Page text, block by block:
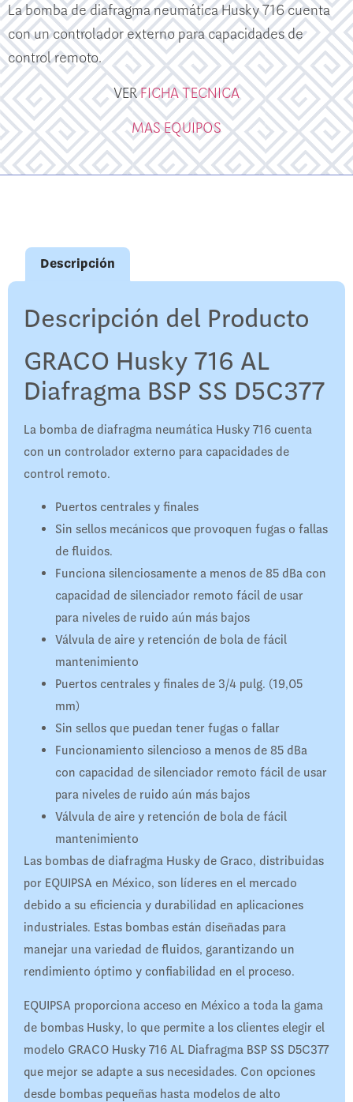
La bomba de diafragma neumática Husky 716 cuenta
con un controlador externo para capacidades de
control remoto.
VERFICHA TECNICA
MAS EQUIPOS
Descripción
Descripción del Producto
GRACO Husky 716 AL
Diafragma BSP SS D5C377
La bomba de diafragma neumática Husky 716 cuenta
con un controlador externo para capacidades de
control remoto.
Puertos centrales y finales
Sin sellos mecánicos que provoquen fugas o fallas
de fluidos.
Funciona silenciosamente a menos de 85 dBa con
capacidad de silenciador remoto fácil de usar
para niveles de ruido aún más bajos
Válvula de aire y retención de bola de fácil
mantenimiento
Puertos centrales y finales de 3/4 pulg. (19,05
mm)
Sin sellos que puedan tener fugas o fallar
Funcionamiento silencioso a menos de 85 dBa
con capacidad de silenciador remoto fácil de usar
para niveles de ruido aún más bajos
Válvula de aire y retención de bola de fácil
mantenimiento
Las bombas de diafragma Husky de Graco, distribuidas
por EQUIPSA en México, son líderes en el mercado
debido a su eficiencia y durabilidad en aplicaciones
industriales. Estas bombas están diseñadas para
manejar una variedad de fluidos, garantizando un
rendimiento óptimo y confiabilidad en el proceso.
EQUIPSA proporciona acceso en México a toda la gama
de bombas Husky, lo que permite a los clientes elegir el
modelo GRACO Husky 716 AL Diafragma BSP SS D5C377
que mejor se adapte a sus necesidades. Con opciones
desde bombas pequeñas hasta modelos de alto